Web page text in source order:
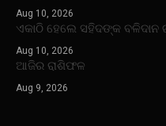
Aug 10, 2026
ଏକାଠି ହେଲେ ସହିଦଙ୍କ ବଳିଦାନ
Aug 10, 2026
ଆଜିର ରାଶିଫଳ
Aug 9, 2026